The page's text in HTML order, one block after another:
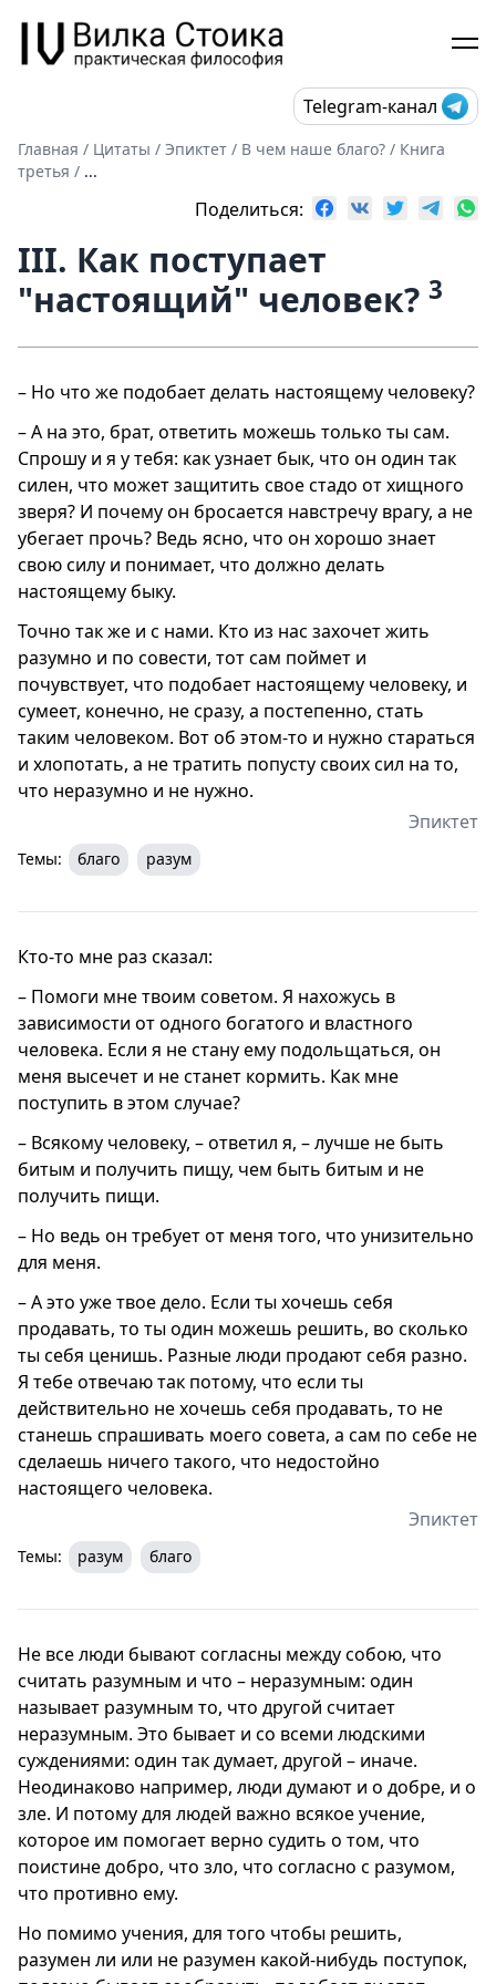
Telegram-канал
Главная / Цитаты / Эпиктет / В чем наше благо? / Книга
третья / ...
Поделиться:
III. Как поступает
"настоящий" человек? 3
– Но что же подобает делать настоящему человеку?
– А на это, брат, ответить можешь только ты сам.
Спрошу и я у тебя: как узнает бык, что он один так
силен, что может защитить свое стадо от хищного
зверя? И почему он бросается навстречу врагу, а не
убегает прочь? Ведь ясно, что он хорошо знает
свою силу и понимает, что должно делать
настоящему быку.
Точно так же и с нами. Кто из нас захочет жить
разумно и по совести, тот сам поймет и
почувствует, что подобает настоящему человеку, и
сумеет, конечно, не сразу, а постепенно, стать
таким человеком. Вот об этом-то и нужно стараться
и хлопотать, а не тратить попусту своих сил на то,
что неразумно и не нужно.
Эпиктет
Темы: благо разум
Кто-то мне раз сказал:
– Помоги мне твоим советом. Я нахожусь в
зависимости от одного богатого и властного
человека. Если я не стану ему подольщаться, он
меня высечет и не станет кормить. Как мне
поступить в этом случае?
– Всякому человеку, – ответил я, – лучше не быть
битым и получить пищу, чем быть битым и не
получить пищи.
– Но ведь он требует от меня того, что унизительно
для меня.
– А это уже твое дело. Если ты хочешь себя
продавать, то ты один можешь решить, во сколько
ты себя ценишь. Разные люди продают себя разно.
Я тебе отвечаю так потому, что если ты
действительно не хочешь себя продавать, то не
станешь спрашивать моего совета, а сам по себе не
сделаешь ничего такого, что недостойно
настоящего человека.
Эпиктет
Темы: разум благо
Не все люди бывают согласны между собою, что
считать разумным и что – неразумным: один
называет разумным то, что другой считает
неразумным. Это бывает и со всеми людскими
суждениями: один так думает, другой – иначе.
Неодинаково например, люди думают и о добре, и о
зле. И потому для людей важно всякое учение,
которое им помогает верно судить о том, что
поистине добро, что зло, что согласно с разумом,
что противно ему.
Но помимо учения, для того чтобы решить,
разумен ли или не разумен какой-нибудь поступок,